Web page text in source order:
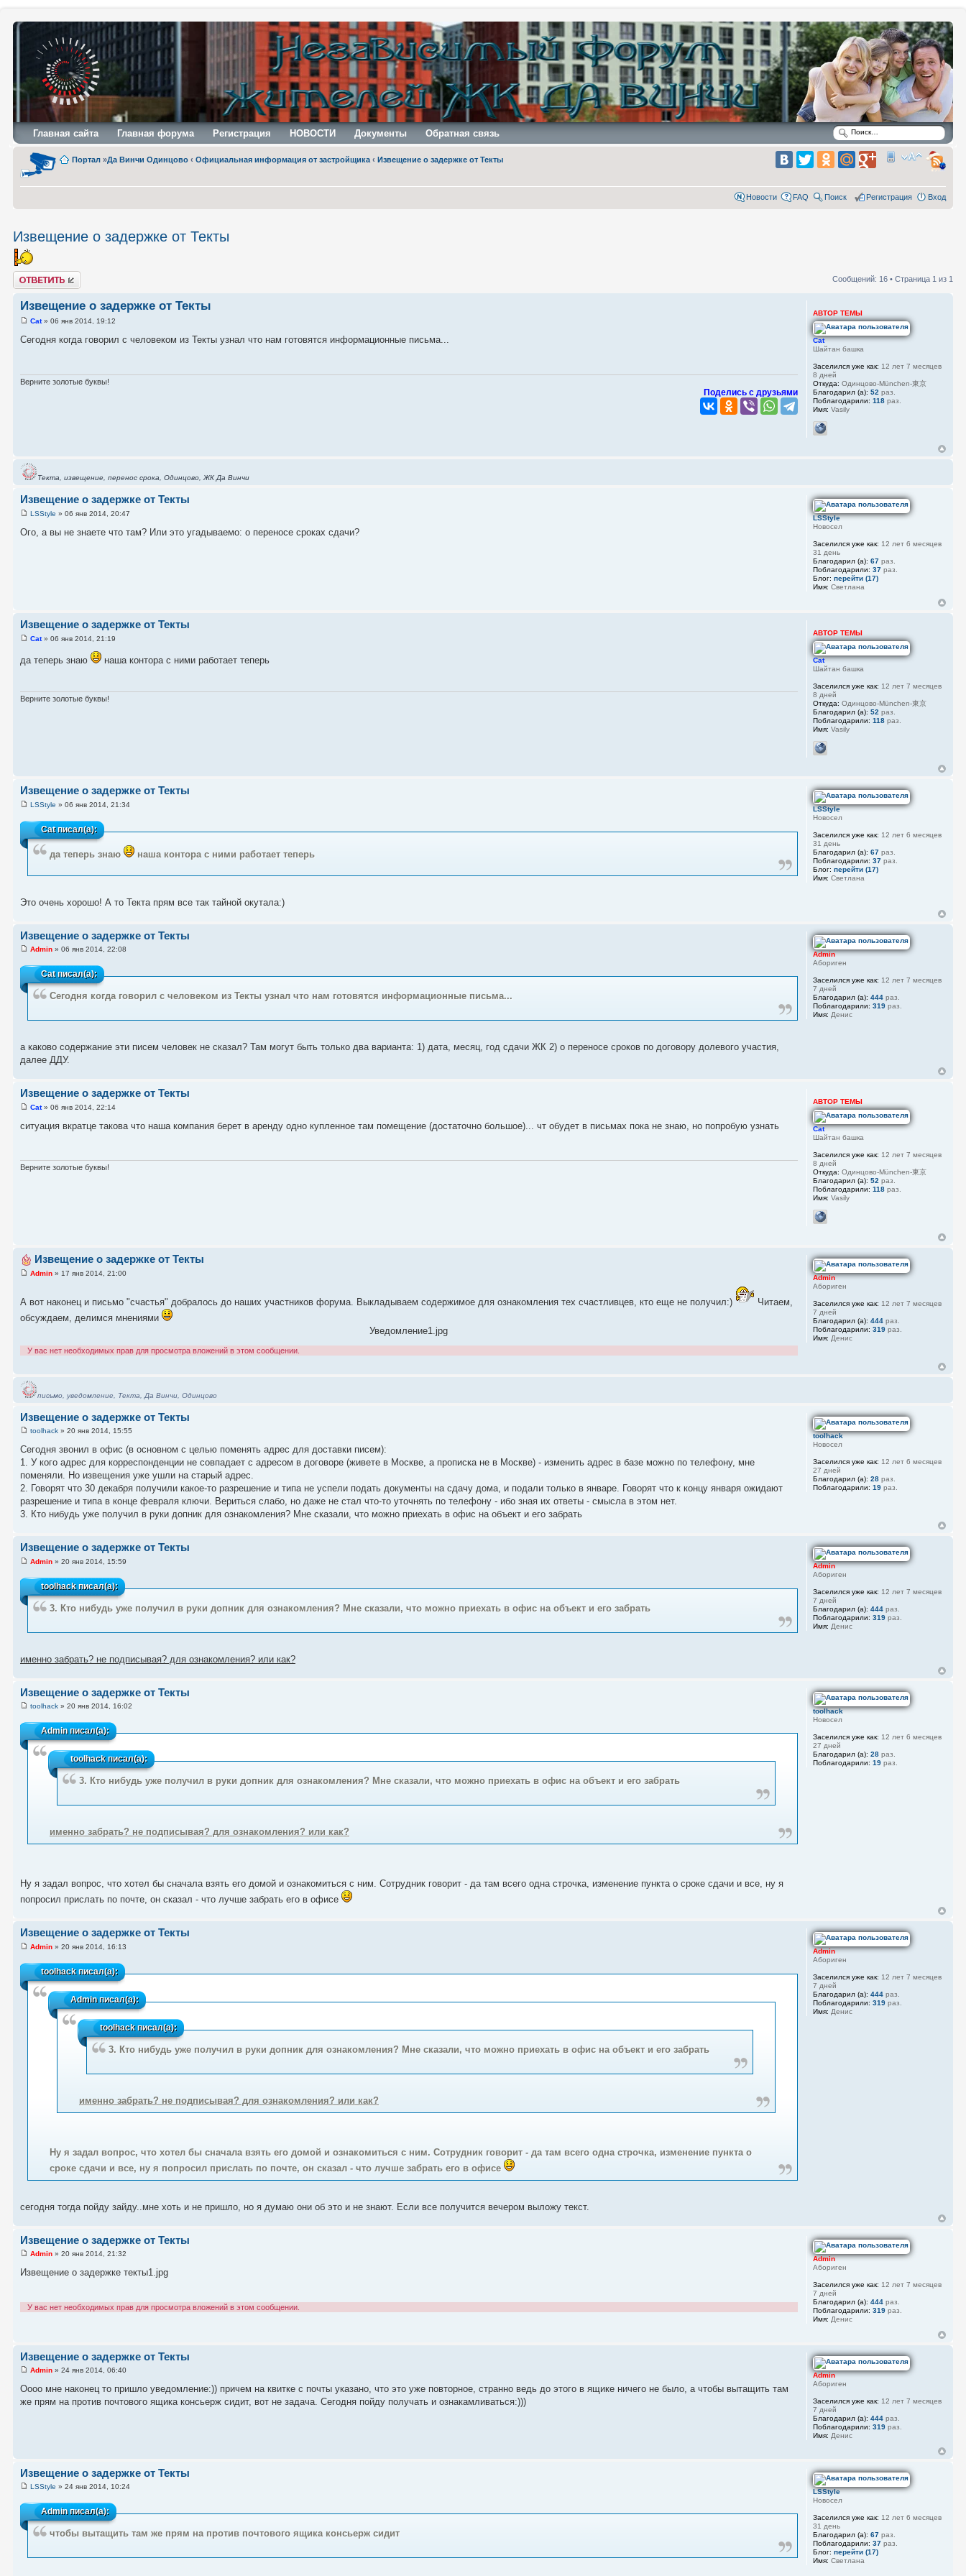
Главная сайта Главная форума Регистрация НОВОСТИ Документы Обратная связь
Портал »Да Винчи Одинцово ‹ Официальная информация от застройщика ‹ Извещение о задержке от Текты
Новости FAQ Поиск Регистрация Вход
Извещение о задержке от Текты
Ответить Сообщений: 16 • Страница 1 из 1
Извещение о задержке от Текты
Cat» 06 янв 2014, 19:12
Сегодня когда говорил с человеком из Текты узнал что нам готовятся информационные письма...
Верните золотые буквы!
Поделись с друзьями
АВТОР ТЕМЫ
Cat
Шайтан башка
Заселился уже как: 12 лет 7 месяцев
8 дней
Откуда: Одинцово-München-東京
Благодарил (а): 52 раз.
Поблагодарили: 118раз.
Имя: Vasily
Текта, извещение, перенос срока, Одинцово, ЖК Да Винчи
Извещение о задержке от Текты
LSStyle » 06 янв 2014, 20:47
Ого, а вы не знаете что там? Или это угадываемо: о переносе сроках сдачи?
LSStyle
Новосел
Заселился уже как: 12 лет 6 месяцев
31 день
Благодарил (а): 67раз.
Поблагодарили: 37раз.
Блог: перейти (17)
Имя: Светлана
Извещение о задержке от Текты
Cat» 06 янв 2014, 21:19
да теперь знаю наша контора с ними работает теперь
Верните золотые буквы!
АВТОР ТЕМЫ
Cat
Шайтан башка
Заселился уже как: 12 лет 7 месяцев
8 дней
Откуда: Одинцово-München-東京
Благодарил (а): 52 раз.
Поблагодарили: 118раз.
Имя: Vasily
Извещение о задержке от Текты
LSStyle » 06 янв 2014, 21:34
Catписал(а):
да теперь знаю наша контора с ними работает теперь
Это очень хорошо! А то Текта прям все так тайной окутала:)
LSStyle
Новосел
Заселился уже как: 12 лет 6 месяцев
31 день
Благодарил (а): 67раз.
Поблагодарили: 37раз.
Блог: перейти (17)
Имя: Светлана
Извещение о задержке от Текты
Admin » 06 янв 2014, 22:08
Catписал(а):
Сегодня когда говорил с человеком из Текты узнал что нам готовятся информационные письма...
а каково содержание эти писем человек не сказал? Там могут быть только два варианта: 1) дата, месяц, год сдачи ЖК 2) о переносе сроков по договору долевого участия,
далее ДДУ.
Admin
Абориген
Заселился уже как: 12 лет 7 месяцев
7 дней
Благодарил (а): 444раз.
Поблагодарили: 319раз.
Имя: Денис
Извещение о задержке от Текты
Cat» 06 янв 2014, 22:14
ситуация вкратце такова что наша компания берет в аренду одно купленное там помещение (достаточно большое)... чт обудет в письмах пока не знаю, но попробую узнать
Верните золотые буквы!
АВТОР ТЕМЫ
Cat
Шайтан башка
Заселился уже как: 12 лет 7 месяцев
8 дней
Откуда: Одинцово-München-東京
Благодарил (а): 52 раз.
Поблагодарили: 118раз.
Имя: Vasily
Извещение о задержке от Текты
Admin » 17 янв 2014, 21:00
А вот наконец и письмо "счастья" добралось до наших участников форума. Выкладываем содержимое для ознакомления тех счастливцев, кто еще не получил:)
Читаем,
обсуждаем, делимся мнениями
Уведомление1.jpg
У вас нет необходимых прав для просмотра вложений в этом сообщении.
Admin
Абориген
Заселился уже как: 12 лет 7 месяцев
7 дней
Благодарил (а): 444раз.
Поблагодарили: 319раз.
Имя: Денис
письмо, уведомление, Текта, Да Винчи, Одинцово
Извещение о задержке от Текты
toolhack » 20 янв 2014, 15:55
Сегодня звонил в офис (в основном с целью поменять адрес для доставки писем):
1. У кого адрес для корреспонденции не совпадает с адресом в договоре (живете в Москве, а прописка не в Москве) - изменить адрес в базе можно по телефону, мне
поменяли. Но извещения уже ушли на старый адрес.
2. Говорят что 30 декабря получили какое-то разрешение и типа не успели подать документы на сдачу дома, и подали только в январе. Говорят что к концу января ожидают
разрешение и типа в конце февраля ключи. Вериться слабо, но даже не стал что-то уточнять по телефону - ибо зная их ответы - смысла в этом нет.
3. Кто нибудь уже получил в руки допник для ознакомления? Мне сказали, что можно приехать в офис на объект и его забрать
toolhack
Новосел
Заселился уже как: 12 лет 6 месяцев
27 дней
Благодарил (а): 28раз.
Поблагодарили: 19раз.
Извещение о задержке от Текты
Admin » 20 янв 2014, 15:59
toolhackписал(а):
3. Кто нибудь уже получил в руки допник для ознакомления? Мне сказали, что можно приехать в офис на объект и его забрать
именно забрать? не подписывая? для ознакомления? или как?
Admin
Абориген
Заселился уже как: 12 лет 7 месяцев
7 дней
Благодарил (а): 444раз.
Поблагодарили: 319раз.
Имя: Денис
Извещение о задержке от Текты
toolhack » 20 янв 2014, 16:02
Adminписал(а):
toolhackписал(а):
3. Кто нибудь уже получил в руки допник для ознакомления? Мне сказали, что можно приехать в офис на объект и его забрать
именно забрать? не подписывая? для ознакомления? или как?
Ну я задал вопрос, что хотел бы сначала взять его домой и ознакомиться с ним. Сотрудник говорит - да там всего одна строчка, изменение пункта о сроке сдачи и все, ну я
попросил прислать по почте, он сказал - что лучше забрать его в офисе
toolhack
Новосел
Заселился уже как: 12 лет 6 месяцев
27 дней
Благодарил (а): 28раз.
Поблагодарили: 19раз.
Извещение о задержке от Текты
Admin » 20 янв 2014, 16:13
toolhackписал(а):
Adminписал(а):
toolhackписал(а):
3. Кто нибудь уже получил в руки допник для ознакомления? Мне сказали, что можно приехать в офис на объект и его забрать
именно забрать? не подписывая? для ознакомления? или как?
Ну я задал вопрос, что хотел бы сначала взять его домой и ознакомиться с ним. Сотрудник говорит - да там всего одна строчка, изменение пункта о
сроке сдачи и все, ну я попросил прислать по почте, он сказал - что лучше забрать его в офисе
сегодня тогда пойду зайду..мне хоть и не пришло, но я думаю они об это и не знают. Если все получится вечером выложу текст.
Admin
Абориген
Заселился уже как: 12 лет 7 месяцев
7 дней
Благодарил (а): 444раз.
Поблагодарили: 319раз.
Имя: Денис
Извещение о задержке от Текты
Admin » 20 янв 2014, 21:32
Извещение о задержке текты1.jpg
У вас нет необходимых прав для просмотра вложений в этом сообщении.
Admin
Абориген
Заселился уже как: 12 лет 7 месяцев
7 дней
Благодарил (а): 444раз.
Поблагодарили: 319раз.
Имя: Денис
Извещение о задержке от Текты
Admin » 24 янв 2014, 06:40
Оооо мне наконец то пришло уведомление:)) причем на квитке с почты указано, что это уже повторное, странно ведь до этого в ящике ничего не было, а чтобы вытащить там
же прям на против почтового ящика консьерж сидит, вот не задача. Сегодня пойду получать и ознакамливаться:)))
Admin
Абориген
Заселился уже как: 12 лет 7 месяцев
7 дней
Благодарил (а): 444раз.
Поблагодарили: 319раз.
Имя: Денис
Извещение о задержке от Текты
LSStyle » 24 янв 2014, 10:24
Adminписал(а):
чтобы вытащить там же прям на против почтового ящика консьерж сидит
LSStyle
Новосел
Заселился уже как: 12 лет 6 месяцев
31 день
Благодарил (а): 67раз.
Поблагодарили: 37раз.
Блог: перейти (17)
Имя: Светлана